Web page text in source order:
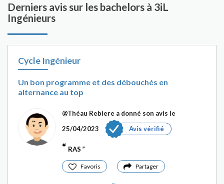
Derniers avis sur les bachelors à 3iL
Ingénieurs
Cycle Ingénieur
Un bon programme et des débouchés en
alternance au top
@Théau Rebiere a donné son avis le
25/04/2023
Avis vérifié
RAS
Favoris Partager